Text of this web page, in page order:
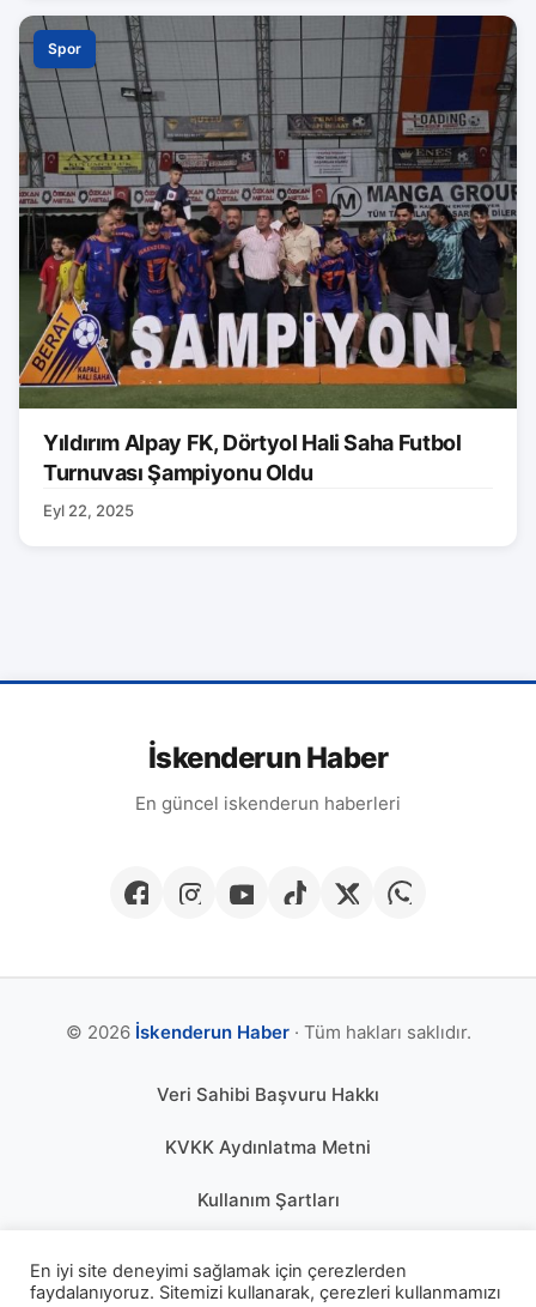
Spor
Yıldırım Alpay FK, Dörtyol Hali Saha Futbol
Turnuvası Şampiyonu Oldu
Eyl 22, 2025
İskenderun Haber
En güncel iskenderun haberleri
© 2026 İskenderun Haber· Tüm hakları saklıdır.
Veri Sahibi Başvuru Hakkı
KVKK Aydınlatma Metni
Kullanım Şartları
En iyi site deneyimi sağlamak için çerezlerden
faydalanıyoruz. Sitemizi kullanarak, çerezleri kullanmamızı